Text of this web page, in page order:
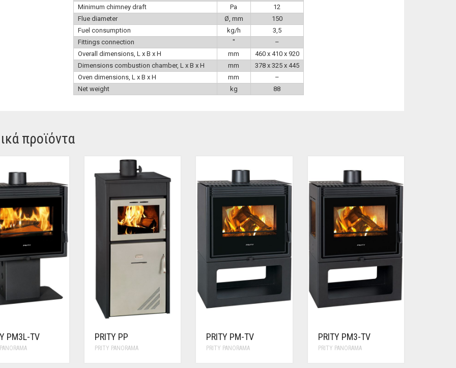
Minimum chimney draft
Pa
12
Flue diameter
Ø, mm
150
Fuel consumption
kg/h
3,5
Fittings connection
″
–
Overall dimensions, L x B x H
mm
460 x 410 x 920
Dimensions combustion chamber, L x B x H
mm
378 x 325 x 445
Oven dimensions, L x B x H
mm
–
Net weight
kg 88
προϊόντα
PM3L-TV PRITY PP
PRITY PANORAMA
PRITY PM-TV
PRITY PANORAMA
PRITY PM3-TV
PRITY PANORAMA